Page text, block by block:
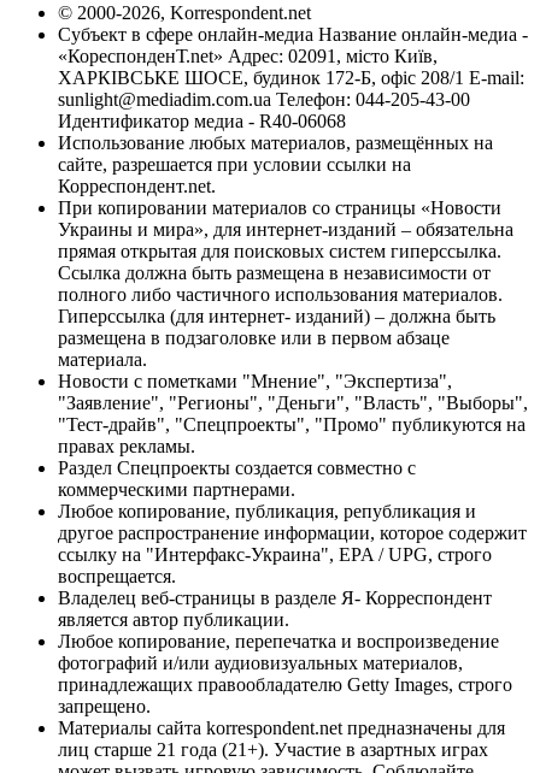
© 2000-2026, Korrespondent.net
Субъект в сфере онлайн-медиа Название онлайн-медиа -
«КореспонденТ.net» Адрес: 02091, місто Київ,
ХАРКІВСЬКЕ ШОСЕ, будинок 172-Б, офіс 208/1 E-mail:
sunlight@mediadim.com.ua Телефон: 044-205-43-00
Идентификатор медиа - R40-06068
Использование любых материалов, размещённых на
сайте, разрешается при условии ссылки на
Корреспондент.net.
При копировании материалов со страницы «Новости
Украины и мира», для интернет-изданий – обязательна
прямая открытая для поисковых систем гиперссылка.
Ссылка должна быть размещена в независимости от
полного либо частичного использования материалов.
Гиперссылка (для интернет- изданий) – должна быть
размещена в подзаголовке или в первом абзаце
материала.
Новости с пометками "Мнение", "Экспертиза",
"Заявление", "Регионы", "Деньги", "Власть", "Выборы",
"Тест-драйв", "Спецпроекты", "Промо" публикуются на
правах рекламы.
Раздел Спецпроекты создается совместно с
коммерческими партнерами.
Любое копирование, публикация, републикация и
другое распространение информации, которое содержит
ссылку на "Интерфакс-Украина", EPA / UPG, строго
воспрещается.
Владелец веб-страницы в разделе Я- Корреспондент
является автор публикации.
Любое копирование, перепечатка и воспроизведение
фотографий и/или аудиовизуальных материалов,
принадлежащих правообладателю Getty Images, строго
запрещено.
Материалы сайта korrespondent.net предназначены для
лиц старше 21 года (21+). Участие в азартных играх